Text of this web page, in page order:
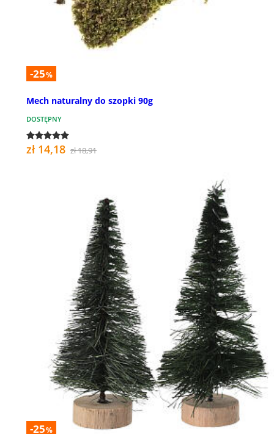
-25%
Mech naturalny do szopki 90g
DOSTĘPNY
zł 14,18 zł 18,91
-25%